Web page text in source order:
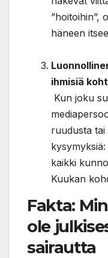
”hoitoihin”,
häneen
ihmisiä
Kun joku
ruudusta
kaikki
Kuukan
Fakta:
ole
sairautta